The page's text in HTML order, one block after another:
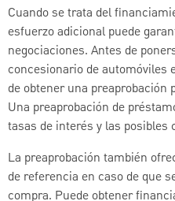
Cuando se trata del
esfuerzo adicional puede
negociaciones. Antes de
concesionario de automóviles
de obtener una
Una preaprobación de
tasas de interés y las posibles
La preaprobación también
de referencia en caso de que
compra. Puede obtener